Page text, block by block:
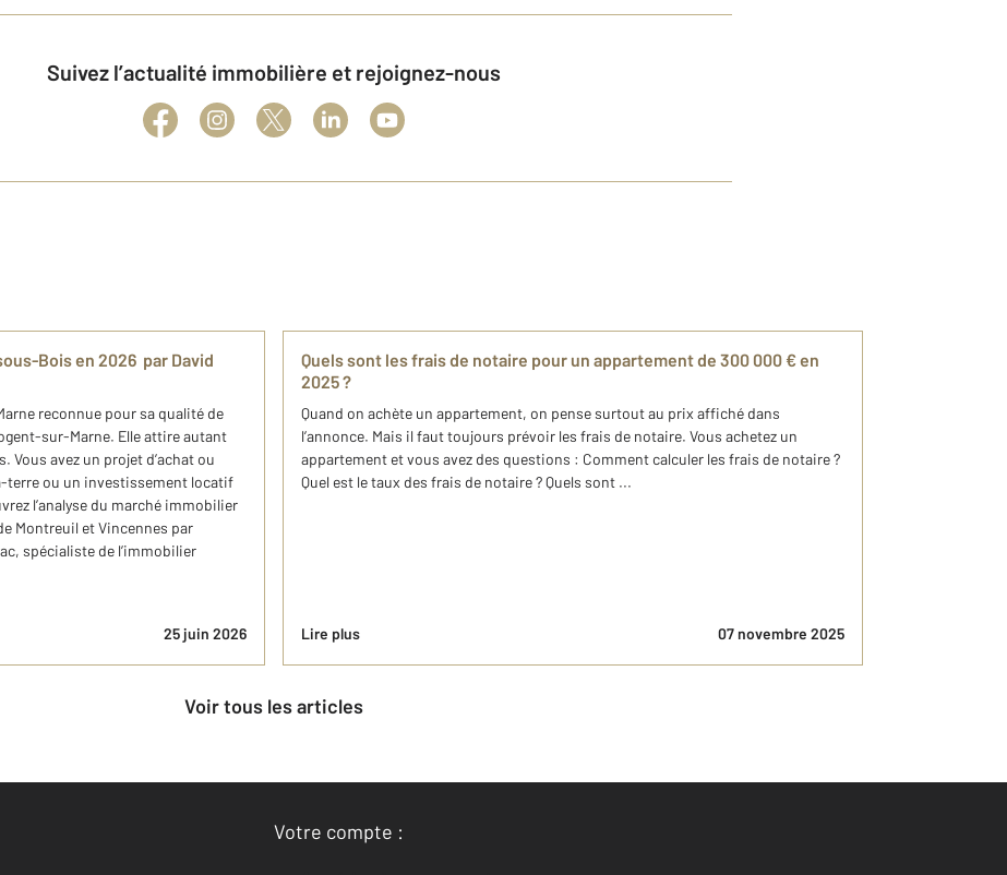
Suivez l’actualité immobilière et rejoignez-nous
Bois en 2026 par David
reconnue pour sa qualité de
sur-Marne. Elle attire autant
Vous avez un projet d’achat ou
terre ou un investissement locatif
l’analyse du marché immobilier
Montreuil et Vincennes par
spécialiste de l’immobilier
25 juin 2026
Quels sont les frais de notaire pour un appartement de 300 000 € en
2025 ?
Quand on achète un appartement, on pense surtout au prix affiché dans
l’annonce. Mais il faut toujours prévoir les frais de notaire. Vous achetez un
appartement et vous avez des questions : Comment calculer les frais de notaire ?
Quel est le taux des frais de notaire ? Quels sont ...
Lire plus 07 novembre 2025
Voir tous les articles
Votre compte :